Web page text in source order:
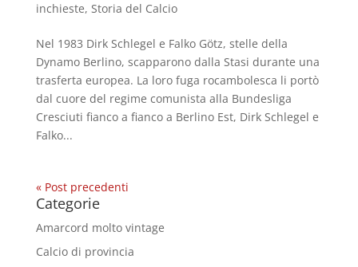
inchieste, Storia del Calcio
Nel 1983 Dirk Schlegel e Falko Götz, stelle della
Dynamo Berlino, scapparono dalla Stasi durante una
trasferta europea. La loro fuga rocambolesca li portò
dal cuore del regime comunista alla Bundesliga
Cresciuti fianco a fianco a Berlino Est, Dirk Schlegel e
Falko...
« Post precedenti
Categorie
Amarcord molto vintage
Calcio di provincia